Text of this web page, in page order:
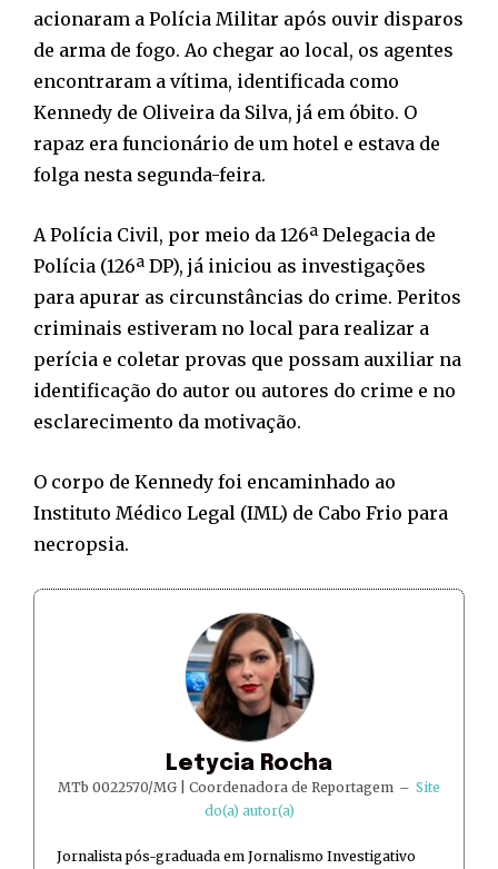
acionaram a Polícia Militar após ouvir disparos
de arma de fogo. Ao chegar ao local, os agentes
encontraram a vítima, identificada como
Kennedy de Oliveira da Silva, já em óbito. O
rapaz era funcionário de um hotel e estava de
folga nesta segunda-feira.
A Polícia Civil, por meio da 126ª Delegacia de
Polícia (126ª DP), já iniciou as investigações
para apurar as circunstâncias do crime. Peritos
criminais estiveram no local para realizar a
perícia e coletar provas que possam auxiliar na
identificação do autor ou autores do crime e no
esclarecimento da motivação.
O corpo de Kennedy foi encaminhado ao
Instituto Médico Legal (IML) de Cabo Frio para
necropsia.
Letycia Rocha
MTb 0022570/MG | Coordenadora de Reportagem – Site
do(a) autor(a)
Jornalista pós-graduada em Jornalismo Investigativo